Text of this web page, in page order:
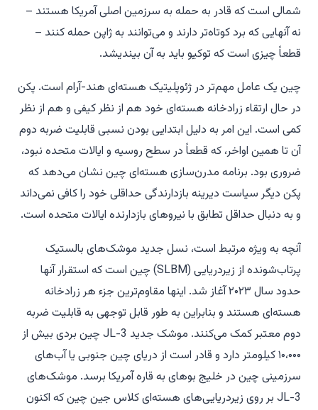
شمالی است که قادر به حمله به سرزمین اصلی آمریکا هستند –
نه آنهایی که برد کوتاه‌تر دارند و می‌توانند به ژاپن حمله کنند –
قطعاً چیزی است که توکیو باید به آن بیندیشد.
چین یک عامل مهم‌تر در ژئوپلیتیک هسته‌ای هند-آرام است. پکن
در حال ارتقاء زرادخانه هسته‌ای خود هم از نظر کیفی و هم از نظر
کمی است. این امر به دلیل ابتدایی بودن نسبی قابلیت ضربه دوم
آن تا همین اواخر، که قطعاً در سطح روسیه و ایالات متحده نبود،
ضروری بود. برنامه مدرن‌سازی هسته‌ای چین نشان می‌دهد که
پکن دیگر سیاست دیرینه بازدارندگی حداقلی خود را کافی نمی‌داند
و به دنبال حداقل تطابق با نیروهای بازدارنده ایالات متحده است.
آنچه به ویژه مرتبط است، نسل جدید موشک‌های بالستیک
پرتاب‌شونده از زیردریایی (SLBM) چین است که استقرار آنها
حدود سال ۲۰۲۳ آغاز شد. اینها مقاوم‌ترین جزء هر زرادخانه
هسته‌ای هستند و بنابراین به طور قابل توجهی به قابلیت ضربه
دوم معتبر کمک می‌کنند. موشک جدید JL-3 چین بردی بیش از
۱۰،۰۰۰ کیلومتر دارد و قادر است از دریای چین جنوبی یا آب‌های
سرزمینی چین در خلیج بوهای به قاره آمریکا برسد. موشک‌های
JL-3 بر روی زیردریایی‌های هسته‌ای کلاس جین چین که اکنون